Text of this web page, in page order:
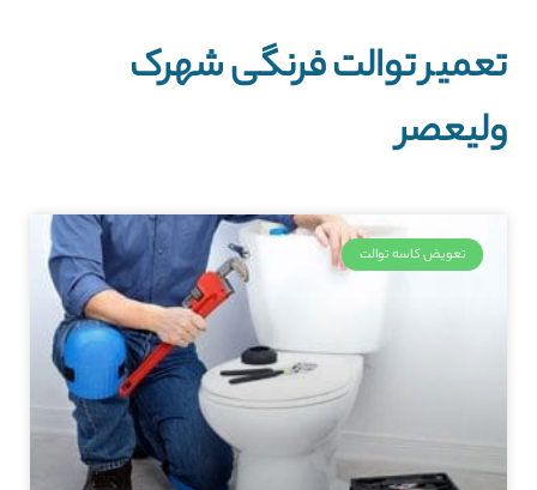
تعمیر توالت فرنگی شهرک
ولیعصر
تعویض کاسه توالت